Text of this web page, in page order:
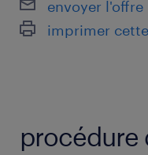
• Dynamique
• Connaissances
- Prise de
envoyer l'offre
imprimer
procédure